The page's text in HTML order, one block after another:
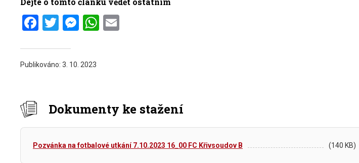
Facebook
Twitter
Messenger
WhatsApp
Publikováno: 3. 10. 2023
Dokumenty ke stažení
Pozvánka na fotbalové utkání 7.10.2023 16_00 FC Křivsoudov B (140 KB)